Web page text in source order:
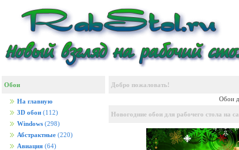
Обои
На главную
3D обои (112)
Windows (298)
Абстрактные (220)
Авиация (64)
Добро пожаловать!
Обои
Новогодние обои для рабочего стола на